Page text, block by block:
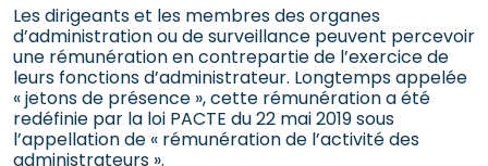
Les dirigeants et les membres des organes
d’administration ou de surveillance peuvent percevoir
une rémunération en contrepartie de l’exercice de
leurs fonctions d’administrateur. Longtemps appelée
« jetons de présence », cette rémunération a été
redéfinie par la loi PACTE du 22 mai 2019 sous
l’appellation de « rémunération de l’activité des
administrateurs ».